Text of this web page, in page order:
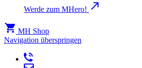
Werde zum MHero!
MH Shop
Navigation überspringen